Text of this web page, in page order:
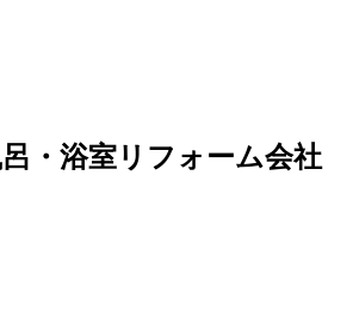
・浴室リフォーム会社